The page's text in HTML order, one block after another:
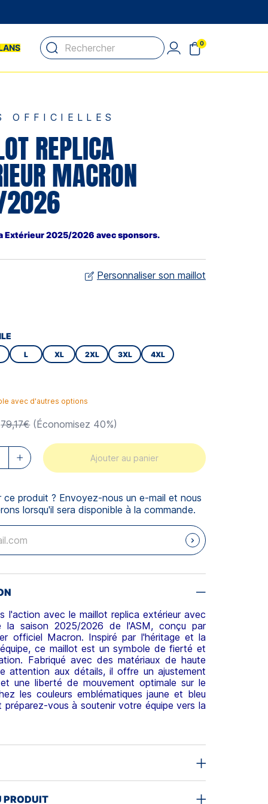
0
OFFICIELLES
REPLICA
MACRON
Extérieur 2025/2026 avec sponsors.
Personnaliser son maillot
L XL 2XL 3XL 4XL
avec d'autres options
79,17€ (Économisez 40%)
Ajouter au panier
ce produit ? Envoyez-nous un e-mail et nous
lorsqu'il sera disponible à la commande.
l'action avec le maillot replica extérieur avec
la saison 2025/2026 de l'ASM, conçu par
officiel Macron. Inspiré par l'héritage et la
ce maillot est un symbole de fierté et
Fabriqué avec des matériaux de haute
attention aux détails, il offre un ajustement
une liberté de mouvement optimale sur le
les couleurs emblématiques jaune et bleu
vous à soutenir votre équipe vers la
PRODUIT